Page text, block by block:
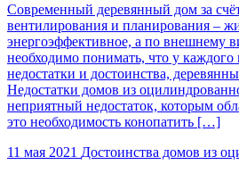
Современный деревянный дом за
вентилирования и планирования –
энергоэффективное, а по внешнему
необходимо понимать, что у каждого
недостатки и достоинства,
Недостатки домов из
неприятный недостаток, которым
это необходимость конопатить […]
11 мая 2021 Достоинства домов из